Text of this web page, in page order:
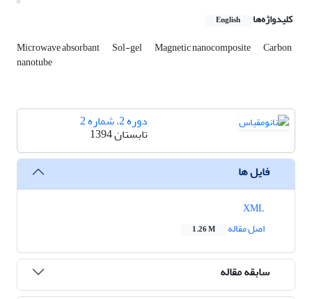
کلیدواژه‌ها English
Microwave absorbant Sol-gel Magnetic nanocomposite Carbon
nanotube
دوره 2، شماره 2
تابستان 1394
فایل ها
اصل مقاله
1.26 M
سابقه مقاله